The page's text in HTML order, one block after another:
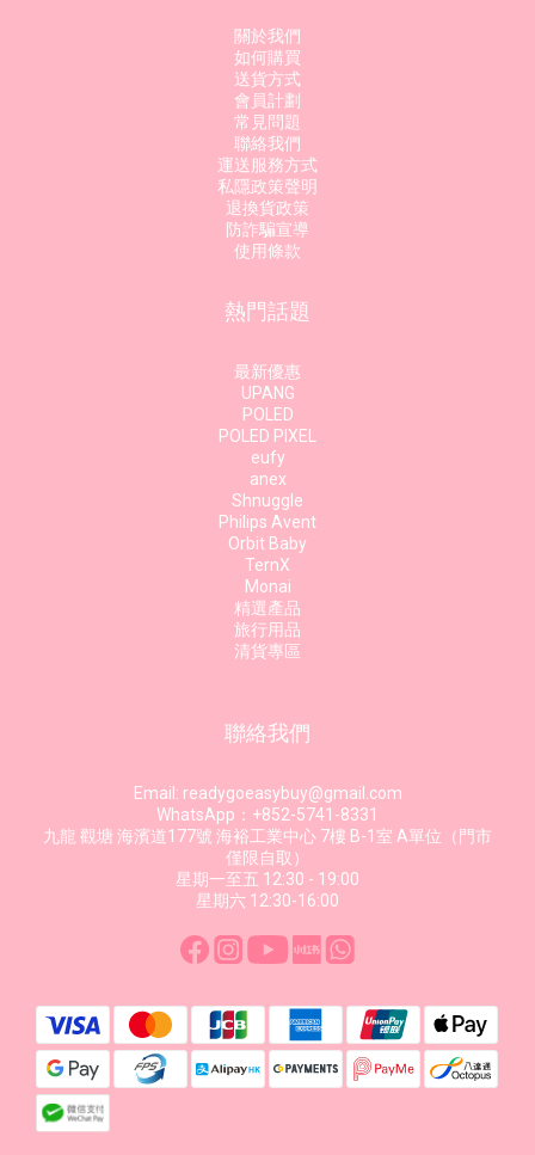
關於我們
如何購買
送貨方式
會員計劃
常見問題
聯絡我們
運送服務方式
私隱政策聲明
退換貨政策
防詐騙宣導
使用條款
熱門話題
最新優惠
UPANG
POLED
POLED PIXEL
eufy
anex
Shnuggle
Philips Avent
Orbit Baby
TernX
Monai
精選產品
旅行用品
清貨專區
聯絡我們
Email: readygoeasybuy@gmail.com
WhatsApp：+852-5741-8331
九龍 觀塘 海濱道177號 海裕工業中心 7樓 B-1室 A單位（門市
僅限自取）
星期一至五 12:30 - 19:00
星期六 12:30-16:00